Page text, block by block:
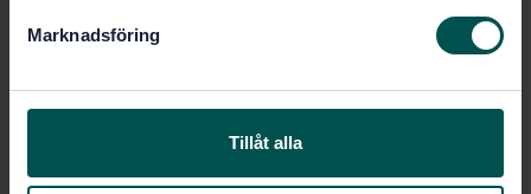
Marknadsföring
Tillåt alla
hydraulic type — Specification
4
2026-04-22